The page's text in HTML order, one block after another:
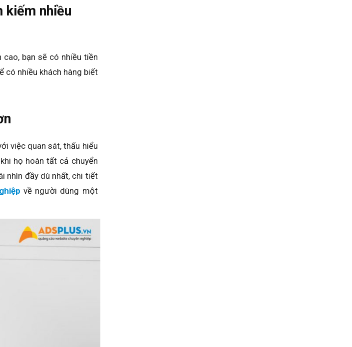
kiếm nhiều
bạn sẽ có nhiều tiền
có nhiều khách hàng biết
việc quan sát, thấu hiểu
họ hoàn tất cả chuyển
nhìn đầy dù nhất, chi tiết
về người dùng một